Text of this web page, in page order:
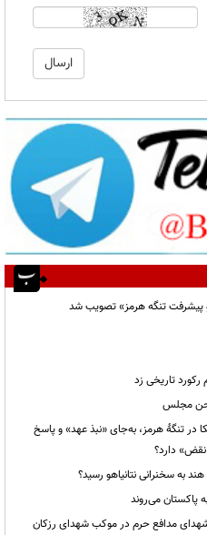
پیشرفت تنگه هرمز» تصویب شد
صحن مجلس
تنگهٔ هرمز، به‌جای «نبذ عهد» و پاسخ
نقض» دارد؟
به سخنرانی نتانیاهو رسید؟
پاکستان می‌روند